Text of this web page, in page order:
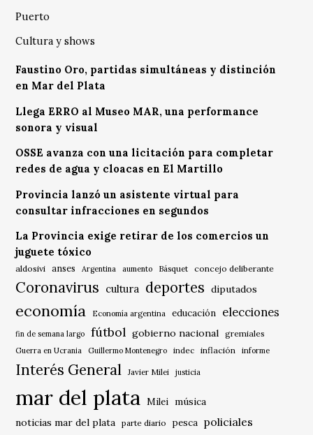
Puerto
Cultura y shows
Faustino Oro, partidas simultáneas y distinción
en Mar del Plata
Llega ERRO al Museo MAR, una performance
sonora y visual
OSSE avanza con una licitación para completar
redes de agua y cloacas en El Martillo
Provincia lanzó un asistente virtual para
consultar infracciones en segundos
La Provincia exige retirar de los comercios un
juguete tóxico
aldosivi anses Argentina aumento Básquet concejo deliberante
Coronavirus cultura deportes diputados
economía Economía argentina educación elecciones
fin de semana largo fútbol gobierno nacional gremiales
Guerra en Ucrania Guillermo Montenegro indec inflación informe
Interés General Javier Milei justicia
mar del plata Milei música
noticias mar del plata
parte diario pesca policiales